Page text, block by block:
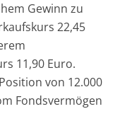
Gewinn zu
22,45
11,90 Euro.
von 12.000
Fondsvermögen